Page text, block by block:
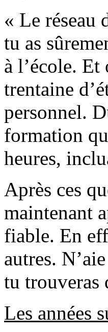
« Le réseau
tu as
à l’école. Et
trentaine
personnel.
formation
heures,
Après ces
maintenant
fiable. En
autres.
tu trouveras
Les années